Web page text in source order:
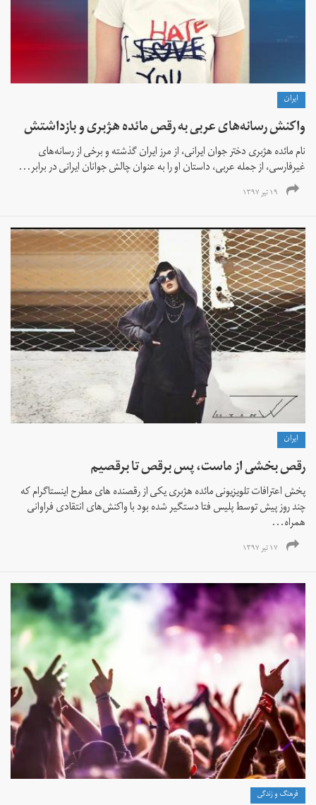
ايران
واکنش رسانه‌های عربی به رقص مائده هژبری و بازداشتش
نام مائده هژبری دختر جوان ایرانی، از مرز ایران گذشته و برخی از رسانه‌های
غیرفارسی، از جمله عربی، داستان او را به عنوان چالش جوانان ایرانی در برابر...
۱۹ تیر ۱۳۹۷
ايران
رقص بخشی از ماست، پس برقص تا برقصیم
پخش اعترافات تلویزیونی مائده هژبری یکی از رقصنده های مطرح اینستاگرام که
چند روز پیش توسط پلیس فتا دستگیر شده بود با واکنش‌های انتقادی فراوانی
همراه...
۱۷ تیر ۱۳۹۷
فرهنگ و زندگی